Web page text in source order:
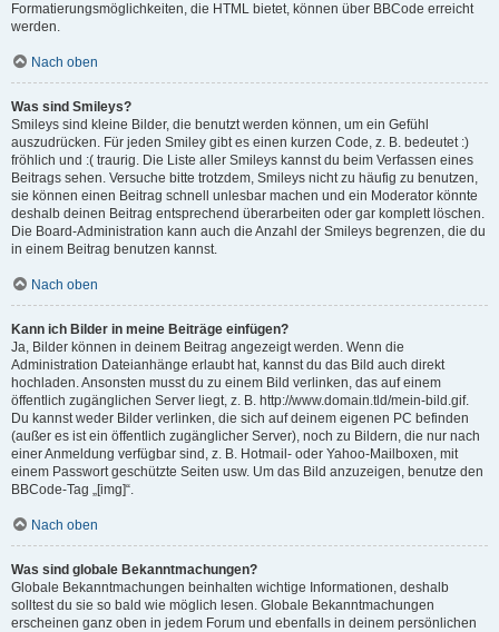
Formatierungsmöglichkeiten, die HTML bietet, können über BBCode erreicht
werden.
Nach oben
Was sind Smileys?
Smileys sind kleine Bilder, die benutzt werden können, um ein Gefühl
auszudrücken. Für jeden Smiley gibt es einen kurzen Code, z. B. bedeutet :)
fröhlich und :( traurig. Die Liste aller Smileys kannst du beim Verfassen eines
Beitrags sehen. Versuche bitte trotzdem, Smileys nicht zu häufig zu benutzen,
sie können einen Beitrag schnell unlesbar machen und ein Moderator könnte
deshalb deinen Beitrag entsprechend überarbeiten oder gar komplett löschen.
Die Board-Administration kann auch die Anzahl der Smileys begrenzen, die du
in einem Beitrag benutzen kannst.
Nach oben
Kann ich Bilder in meine Beiträge einfügen?
Ja, Bilder können in deinem Beitrag angezeigt werden. Wenn die
Administration Dateianhänge erlaubt hat, kannst du das Bild auch direkt
hochladen. Ansonsten musst du zu einem Bild verlinken, das auf einem
öffentlich zugänglichen Server liegt, z. B. http://www.domain.tld/mein-bild.gif.
Du kannst weder Bilder verlinken, die sich auf deinem eigenen PC befinden
(außer es ist ein öffentlich zugänglicher Server), noch zu Bildern, die nur nach
einer Anmeldung verfügbar sind, z. B. Hotmail- oder Yahoo-Mailboxen, mit
einem Passwort geschützte Seiten usw. Um das Bild anzuzeigen, benutze den
BBCode-Tag „[img]“.
Nach oben
Was sind globale Bekanntmachungen?
Globale Bekanntmachungen beinhalten wichtige Informationen, deshalb
solltest du sie so bald wie möglich lesen. Globale Bekanntmachungen
erscheinen ganz oben in jedem Forum und ebenfalls in deinem persönlichen